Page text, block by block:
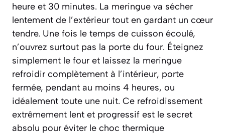
heure et 30 minutes. La meringue va sécher
lentement de l’extérieur tout en gardant un cœur
tendre. Une fois le temps de cuisson écoulé,
n’ouvrez surtout pas la porte du four. Éteignez
simplement le four et laissez la meringue
refroidir complètement à l’intérieur, porte
fermée, pendant au moins 4 heures, ou
idéalement toute une nuit. Ce refroidissement
extrêmement lent et progressif est le secret
absolu pour éviter le choc thermique